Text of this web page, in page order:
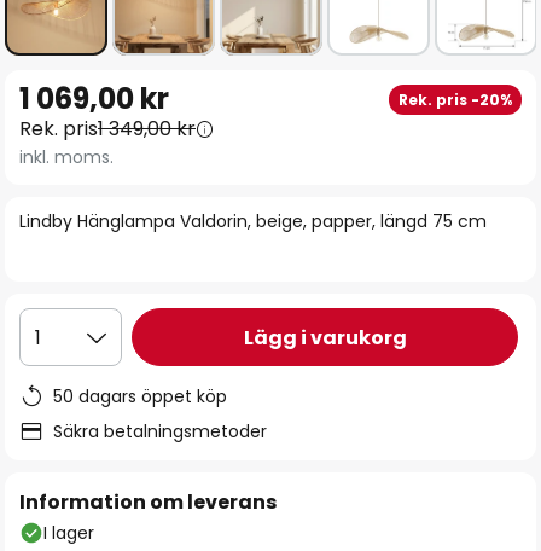
till
början
av
Lindby Hänglampa Valdorin, beige, papper, längd 75 cm
1 069,00 kr Rek. pris -20%
Rek. pris1 349,00 kr
inkl. moms.
1 Lägg i varukorg
50 dagars öppet köp
Säkra betalningsmetoder
Information om leverans
I lager